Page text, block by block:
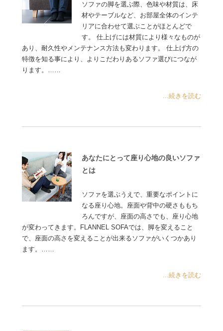
ソファの脚を選ぶ際、色味や材質は、床
材やテーブルなど、お部屋全体のインテ
リアに合わせて選ぶことがほとんどで
す。 仕上げには材質により様々なものが
あり、耐久性やメンテナンス方法も変わります。 仕上げ方の
特徴を知る事により、よりこだわりあるソファ選びにつなが
ります。……
...続きを読む
あなたにとって座り心地の良いソファ
とは
ソファを選ぶうえで、重要なポイントに
なる座り心地。座面や背中の硬さももち
ろんですが、座面の高さでも、座り心地
が変わってきます。FLANNEL SOFAでは、脚を変えること
で、座面の高さを変えることが出来るソファがいくつかあり
ます。……
...続きを読む